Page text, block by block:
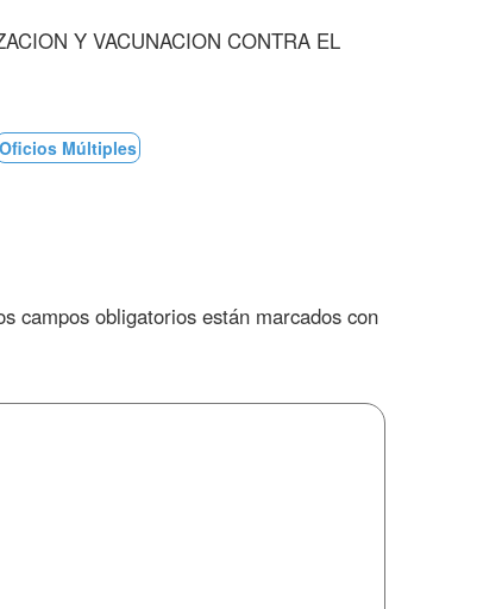
Y VACUNACION CONTRA EL
Oficios Múltiples
campos obligatorios están marcados con